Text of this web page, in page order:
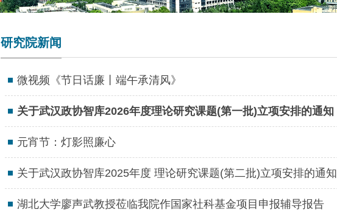
研究院新闻
微视频《节日话廉丨端午承清风》
关于武汉政协智库2026年度理论研究课题(第一批)立项安排的通知
元宵节：灯影照廉心
关于武汉政协智库2025年度 理论研究课题(第二批)立项安排的通知
湖北大学廖声武教授莅临我院作国家社科基金项目申报辅导报告